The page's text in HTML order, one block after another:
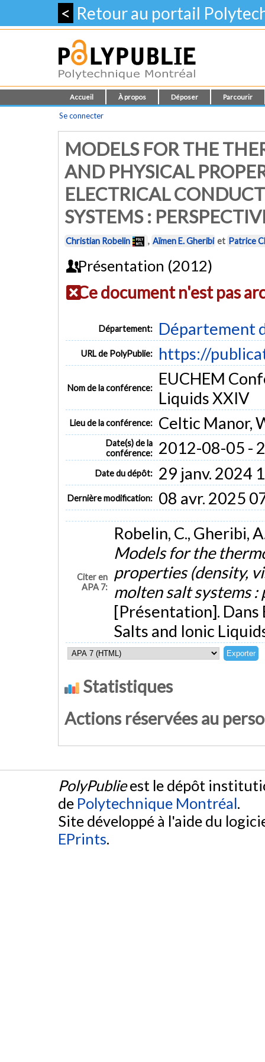
< Retour au portail
Accueil À propos Déposer Parcourir
Se connecter
MODELS FOR THE
AND PHYSICAL
ELECTRICAL
SYSTEMS :
Christian Robelin , Aïmen E. Gheribi et Patrice
Présentation (2012)
Ce document n'est pas
Département: Département
URL de PolyPublie: https://
Nom de la conférence:
EUCHEM
Liquids XXIV
Lieu de la conférence: Celtic Manor,
Date(s) de la
conférence:
2012-08-05 -
Date du dépôt: 29 janv. 2024
Dernière modification: 08 avr. 2025
Citer en
APA 7:
Robelin, C., Gheribi,
Models for the
properties (density,
molten salt systems
[Présentation].
Salts and Ionic
Statistiques
Actions réservées au
PolyPublieest le dépôt
de Polytechnique Montréal.
Site développé à l'aide du
EPrints.